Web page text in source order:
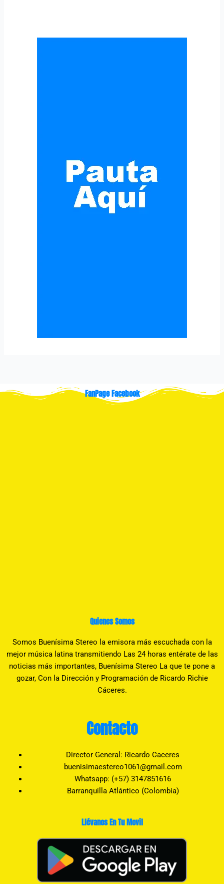
FanPage Facebook
Quienes Somos
Somos Buenísima Stereo la emisora más escuchada con la
mejor música latina transmitiendo Las 24 horas entérate de las
noticias más importantes, Buenísima Stereo La que te pone a
gozar, Con la Dirección y Programación de Ricardo Richie
Cáceres.
Contacto
Director General: Ricardo Caceres
buenisimaestereo1061@gmail.com
Whatsapp: (+57) 3147851616
Barranquilla Atlántico (Colombia)
Llévanos En Tu Movil